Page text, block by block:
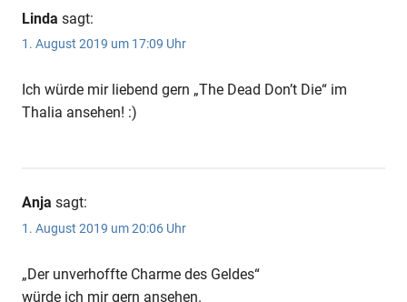
Linda sagt:
1. August 2019 um 17:09 Uhr
Ich würde mir liebend gern „The Dead Don’t Die“ im
Thalia ansehen! :)
Anja sagt:
1. August 2019 um 20:06 Uhr
„Der unverhoffte Charme des Geldes“
würde ich mir gern ansehen.